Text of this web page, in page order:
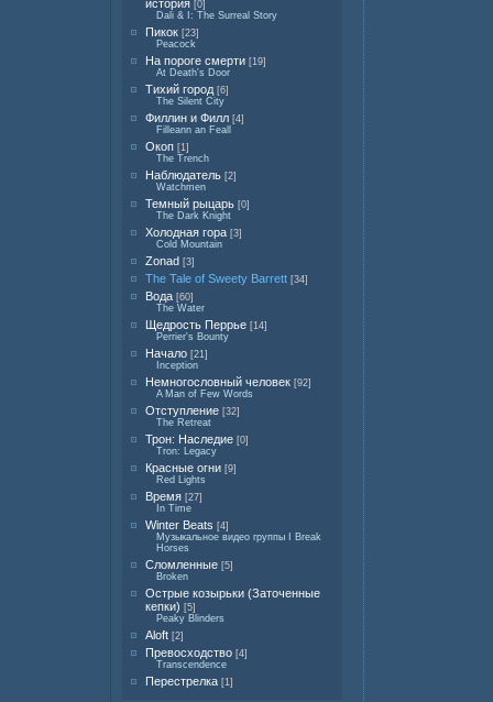
история [0]
Dali & I: The Surreal Story
Пикок [23]
Peacock
На пороге смерти [19]
At Death's Door
Тихий город [6]
The Silent City
Филлин и Филл [4]
Filleann an Feall
Окоп [1]
The Trench
Наблюдатель [2]
Watchmen
Темный рыцарь [0]
The Dark Knight
Холодная гора [3]
Cold Mountain
Zonad [3]
The Tale of Sweety Barrett [34]
Вода [60]
The Water
Щедрость Перрье [14]
Perrier's Bounty
Начало [21]
Inception
Немногословный человек [92]
A Man of Few Words
Отступление [32]
The Retreat
Трон: Наследие [0]
Tron: Legacy
Красные огни [9]
Red Lights
Время [27]
In Time
Winter Beats [4]
Музыкальное видео группы I Break
Horses
Сломленные [5]
Broken
Острые козырьки (Заточенные
кепки) [5]
Peaky Blinders
Aloft [2]
Превосходство [4]
Transcendence
Перестрелка [1]